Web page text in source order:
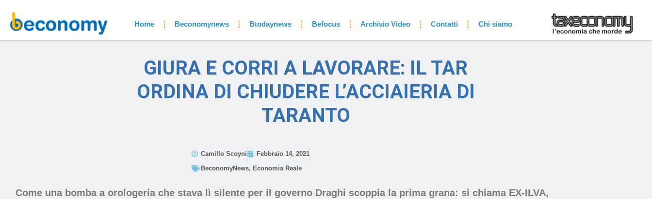
Home Beconomynews Btodaynews Befocus Archivio Video Contatti Chi siamo
GIURA E CORRI A LAVORARE: IL TAR
ORDINA DI CHIUDERE L’ACCIAIERIA DI
TARANTO
Camillo Scoyni
Febbraio 14, 2021
BeconomyNews, Economia Reale
Come una bomba a orologeria che stava lì silente per il governo Draghi scoppia la prima grana: si chiama EX-ILVA,